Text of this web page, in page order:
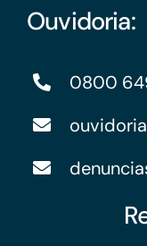
Ouvidoria:
0800